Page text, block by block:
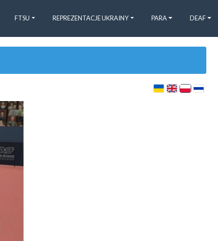
FTSU REPREZENTACJE UKRAINY PARA DEAF